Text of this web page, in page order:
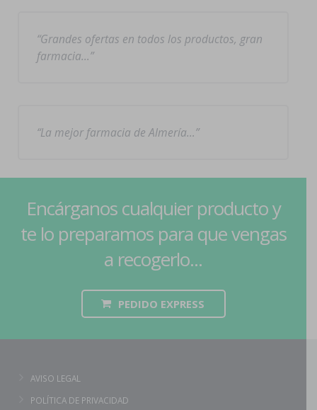
Grandes ofertas en todos los productos, gran
farmacia…
La mejor farmacia de Almería…
Encárganos cualquier producto y
te lo preparamos para que vengas
a recogerlo...
PEDIDO EXPRESS
AVISO LEGAL
POLÍTICA DE PRIVACIDAD